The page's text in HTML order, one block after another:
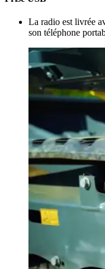
La radio est livrée
son téléphone